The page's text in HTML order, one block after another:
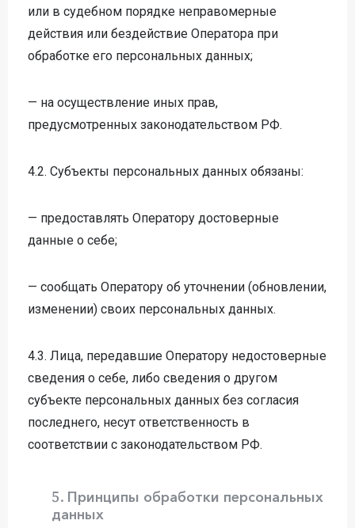
Вы можете по телефону
8 (800) 301-15-12
Доб. 2 - косметология
Вы можете по телефону
8 (800) 301-15-12
Доб. 2 - косметология
на консультацию
Вы можете по телефону
8 (800) 301-15-12
Доб. 2 - косметология
Вы можете по телефону
+7 (8332) 20-57-42
+7 (8332) 38-60-90
Отделение хирургии
47-50-30
или в судебном порядке неправомерные
действия или бездействие Оператора при
обработке его персональных данных;
— на осуществление иных прав,
предусмотренных законодательством РФ.
4.2. Субъекты персональных данных обязаны:
— предоставлять Оператору достоверные
данные о себе;
— сообщать Оператору об уточнении (обновлении,
изменении) своих персональных данных.
4.3. Лица, передавшие Оператору недостоверные
сведения о себе, либо сведения о другом
субъекте персональных данных без согласия
последнего, несут ответственность в
соответствии с законодательством РФ.
5. Принципы обработки персональных
данных